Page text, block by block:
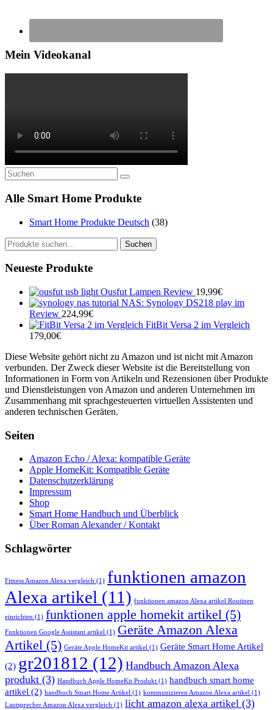
Mein Videokanal
Alle Smart Home Produkte
Smart Home Produkte Deutsch (38)
Suche
nach:
Suchen
Neueste Produkte
Ousfut Lampen Review 19,99€
NAS: Synology DS218 play im
Review 224,99€
FitBit Versa 2 im Vergleich
179,00€
Diese Website gehört nicht zu Amazon und ist nicht mit Amazon
verbunden. Der Zweck dieser Website ist die Bereitstellung von
Informationen in Form von Artikeln und Rezensionen über Produkte
und Dienstleistungen von Amazon und anderen Unternehmen im
Zusammenhang mit sprachgesteuerten virtuellen Assistenten und
anderen technischen Geräten.
Seiten
Amazon Echo / Alexa: kompatible Geräte
Apple HomeKit: Kompatible Geräte
Datenschutzerklärung
Impressum
Shop
Smart Home Handbuch und Überblick
Über Roman Alexander / Kontakt
Schlagwörter
Fitness Amazon Alexa vergleich (1) funktionen amazon
Alexa artikel (11) funktionen amazon Alexa artikel Routinen
einrichten (1) funktionen apple homekit artikel (5)
Funktionen Google Assistant artikel (1) Geräte Amazon Alexa
Artikel (5) Geräte Apple HomeKit artikel (1) Geräte Smart Home Artikel
(2) gr201812 (12) Handbuch Amazon Alexa
produkt (3) Handbuch Apple HomeKit Produkt (1) handbuch smart home
artikel (2) handbuch Smart Home Artikel (1) kommunizieren Amazon Alexa artikel (1)
Lautsprecher Amazon Alexa vergleich (1) licht amazon alexa artikel (3)